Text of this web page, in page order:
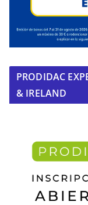
PRODIDAC
& IRELAND